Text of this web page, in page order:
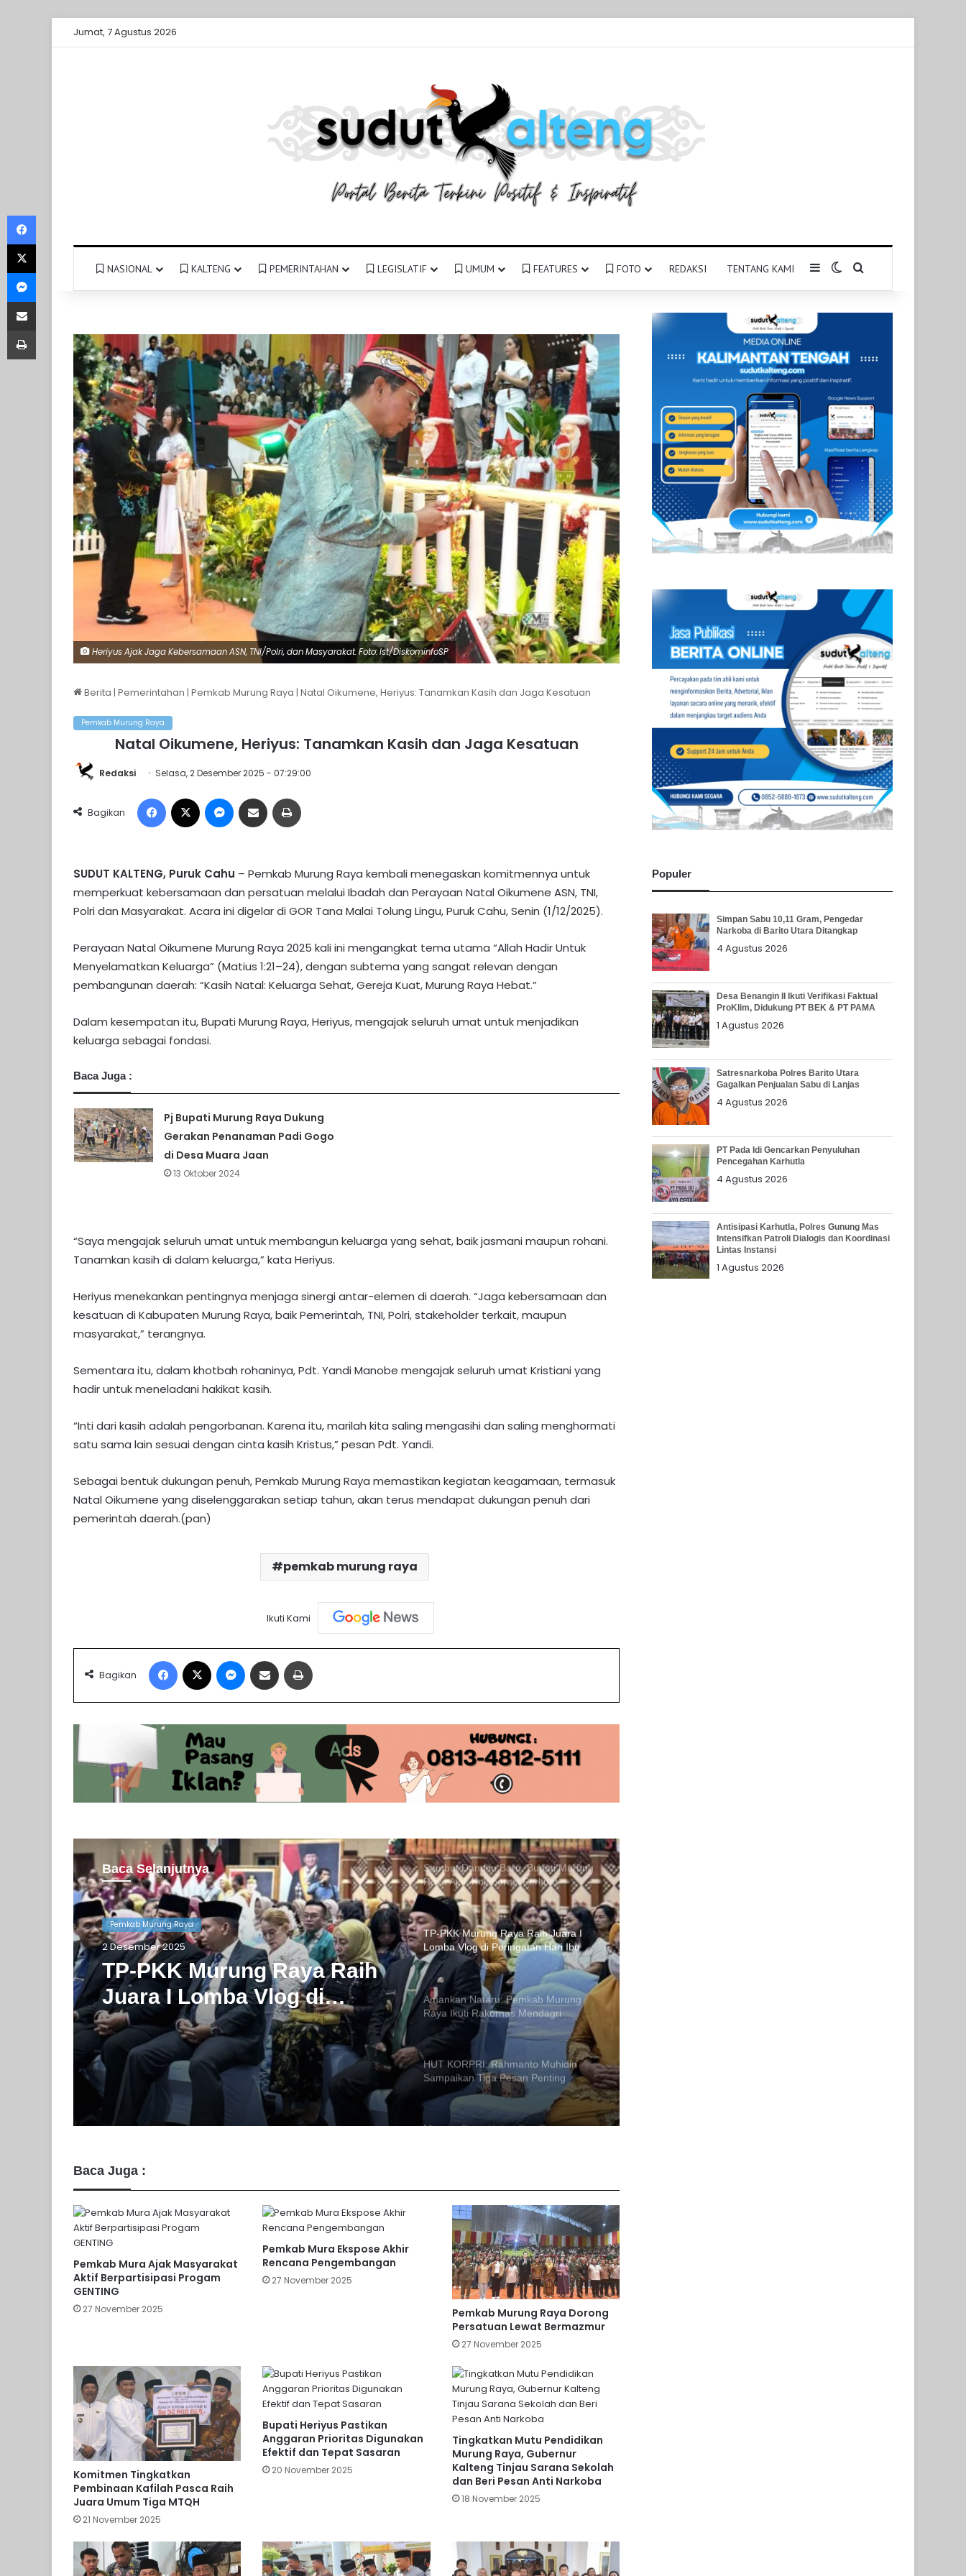
Jumat, 7 Agustus 2026
NASIONAL KALTENG PEMERINTAHAN LEGISLATIF UMUM FEATURES FOTO REDAKSI TENTANG KAMI SidebarSwitch skin
Pencarian untuk
Heriyus Ajak Jaga Kebersamaan ASN, TNI/Polri, dan Masyarakat. Foto: Ist/DiskominfoSP
Berita | Pemerintahan | Pemkab Murung Raya | Natal Oikumene, Heriyus: Tanamkan Kasih dan Jaga Kesatuan
Pemkab Murung Raya
Natal Oikumene, Heriyus: Tanamkan Kasih dan Jaga Kesatuan
Redaksi Selasa, 2 Desember 2025 - 07:29:00
Bagikan
Facebook Messenger
Share via Email
SUDUT KALTENG, Puruk Cahu – Pemkab Murung Raya kembali menegaskan komitmennya untuk
memperkuat kebersamaan dan persatuan melalui Ibadah dan Perayaan Natal Oikumene ASN, TNI,
Polri dan Masyarakat. Acara ini digelar di GOR Tana Malai Tolung Lingu, Puruk Cahu, Senin (1/12/2025).
Perayaan Natal Oikumene Murung Raya 2025 kali ini mengangkat tema utama “Allah Hadir Untuk
Menyelamatkan Keluarga” (Matius 1:21–24), dengan subtema yang sangat relevan dengan
pembangunan daerah: “Kasih Natal: Keluarga Sehat, Gereja Kuat, Murung Raya Hebat.”
Dalam kesempatan itu, Bupati Murung Raya, Heriyus, mengajak seluruh umat untuk menjadikan
keluarga sebagai fondasi.
Baca Juga :
Pj Bupati Murung Raya Dukung
Gerakan Penanaman Padi Gogo
di Desa Muara Jaan
13 Oktober 2024
“Saya mengajak seluruh umat untuk membangun keluarga yang sehat, baik jasmani maupun rohani.
Tanamkan kasih di dalam keluarga,” kata Heriyus.
Heriyus menekankan pentingnya menjaga sinergi antar-elemen di daerah. “Jaga kebersamaan dan
kesatuan di Kabupaten Murung Raya, baik Pemerintah, TNI, Polri, stakeholder terkait, maupun
masyarakat,” terangnya.
Sementara itu, dalam khotbah rohaninya, Pdt. Yandi Manobe mengajak seluruh umat Kristiani yang
hadir untuk meneladani hakikat kasih.​
“Inti dari kasih adalah pengorbanan. Karena itu, marilah kita saling mengasihi dan saling menghormati
satu sama lain sesuai dengan cinta kasih Kristus,” pesan Pdt. Yandi.​
Sebagai bentuk dukungan penuh, Pemkab Murung Raya memastikan kegiatan keagamaan, termasuk
Natal Oikumene yang diselenggarakan setiap tahun, akan terus mendapat dukungan penuh dari
pemerintah daerah.(pan)
pemkab murung raya
Ikuti Kami
Bagikan
Facebook Messenger
Share via Email
Baca Selanjutnya
Pemkab Murung Raya
2 Desember 2025
TP-PKK Murung Raya Raih
Juara I Lomba Vlog di
Peringatan Hari Ibu Tingkat
Kalteng
Pemkab Murung Raya
1 Desember 2025
Amankan Nataru: Pemkab
Murung Raya Ikuti Rakornas
Mendagri
Dialog Kependidikan: Fokus pada
Tata Kelola dan Kesejahteraan Guru
Raya, Lima Dokumen Kunci untuk
Pendidik
Pemenang STQ
Kontrol Publik PWI-SMSI: Menakar
Arah Kebijakan Pemkab Murung Raya
Sambut Dandim Baru, Bupati Murung
TP-PKK Murung Raya Raih Juara I
Lomba Vlog di Peringatan Hari Ibu
Tingkat Kalteng
Amankan Nataru: Pemkab Murung
Raya Ikuti Rakornas Mendagri
HUT KORPRI: Rahmanto Muhidin
Sampaikan Tiga Pesan Penting
Murung Raya Hebat Fun Run:
Satukan Masyarakat dalam Semangat
Dialog Kependidikan: Fokus pada
UGM Dukung Perencanaan Murung
Raya, Lima Dokumen Kunci untuk
Pembangunan Berkelanjutan
HUT PGRI: Komitmen Peningkatan
Kesejahteraan dan Kompetensi
Pendidik
Berangkat Ke Tanah Suci, Wabup
Mura Lepas Keberangkatan Umrah
Kontrol Publik PWI-SMSI: Menakar
Arah Kebijakan Pemkab Murung Raya
Sambut Dandim Baru, Bupati Murung
Raya Ajak Kolaborasi Perkuat
Pembangunan Daerah
Tingkat Kalteng
Baca Juga :
Pemkab Mura Ajak Masyarakat
Aktif Berpartisipasi Progam
GENTING
27 November 2025
Pemkab Mura Ekspose Akhir
Rencana Pengembangan
27 November 2025
Pemkab Murung Raya Dorong
Persatuan Lewat Bermazmur
27 November 2025
Komitmen Tingkatkan
Pembinaan Kafilah Pasca Raih
Juara Umum Tiga MTQH
21 November 2025
Bupati Heriyus Pastikan
Anggaran Prioritas Digunakan
Efektif dan Tepat Sasaran
20 November 2025
Tingkatkan Mutu Pendidikan
Murung Raya, Gubernur
Kalteng Tinjau Sarana Sekolah
dan Beri Pesan Anti Narkoba
18 November 2025
Populer
Simpan Sabu 10,11 Gram, Pengedar
Narkoba di Barito Utara Ditangkap
4 Agustus 2026
Desa Benangin II Ikuti Verifikasi Faktual
ProKlim, Didukung PT BEK & PT PAMA
1 Agustus 2026
Satresnarkoba Polres Barito Utara
Gagalkan Penjualan Sabu di Lanjas
4 Agustus 2026
PT Pada Idi Gencarkan Penyuluhan
Pencegahan Karhutla
4 Agustus 2026
Antisipasi Karhutla, Polres Gunung Mas
Intensifkan Patroli Dialogis dan Koordinasi
Lintas Instansi
1 Agustus 2026
Facebook
X
Messenger
Share via Email